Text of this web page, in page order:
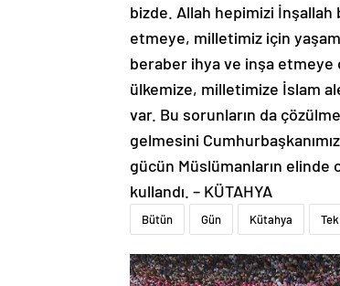
bizde. Allah hepimizi İnşallah
etmeye, milletimiz için
beraber ihya ve inşa etmeye
ülkemize, milletimize İslam
var. Bu sorunların da
gelmesini
gücün Müslümanların elinde
kullandı. – KÜTAHYA
Bütün Gün Kütahya Tek